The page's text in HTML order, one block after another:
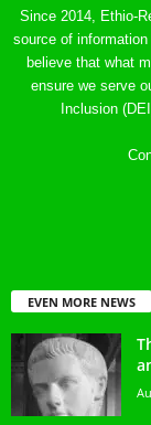
Since 2014, Ethio-
source of
believe that what
ensure we serve
Inclusion
EVEN MORE NEWS